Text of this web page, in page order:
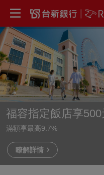
福容指定飯店享
滿額享最高9.7%
瞭解詳情